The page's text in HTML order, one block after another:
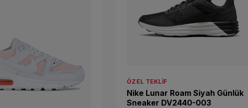
ÖZEL TEKLIF
Nike Lunar Roam Siyah Günlük
Sneaker DV2440-003